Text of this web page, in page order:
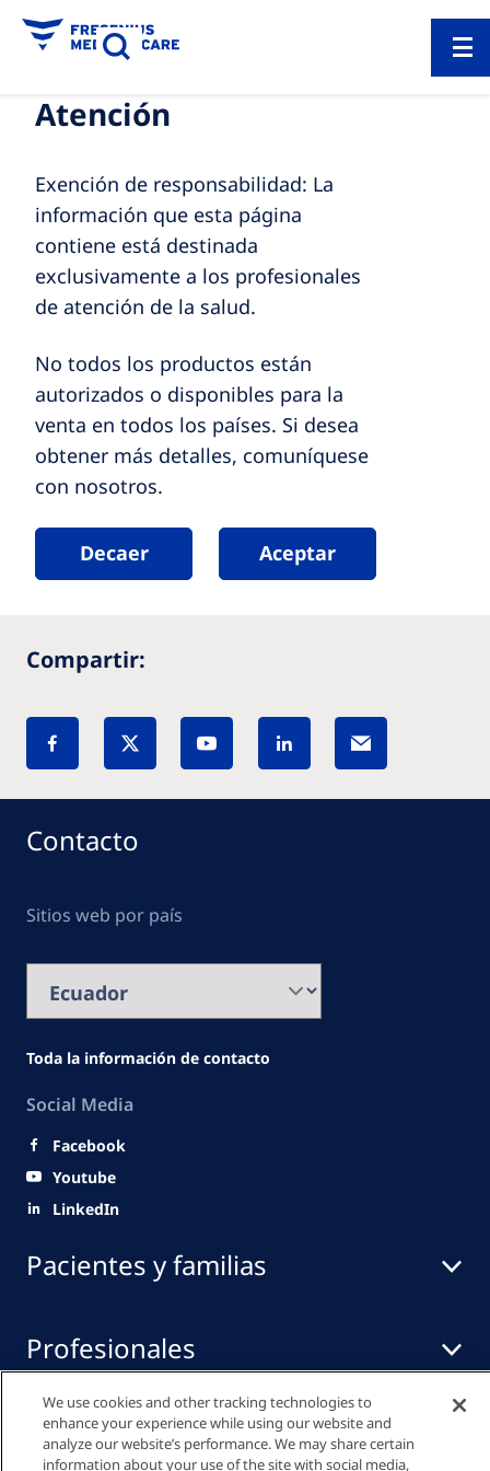
Atención
Exención de responsabilidad: La
información que esta página
contiene está destinada
exclusivamente a los profesionales
de atención de la salud.
No todos los productos están
autorizados o disponibles para la
venta en todos los países. Si desea
obtener más detalles, comuníquese
con nosotros.
Decaer Aceptar
Compartir:
Pacientes y familias
Profesionales
Centro de medios
Contacto
Sitios web por país
Toda la información de contacto
Social Media
Facebook
Youtube
LinkedIn
We use cookies and other tracking technologies to
enhance your experience while using our website and
analyze our website’s performance. We may share certain
information about your use of the site with social media,